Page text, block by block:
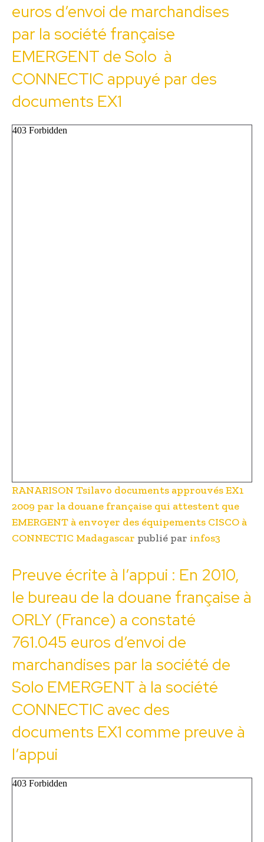
euros d’envoi de marchandises
par la société française
EMERGENT de Solo à
CONNECTIC appuyé par des
documents EX1
RANARISON Tsilavo documents approuvés EX1
2009 par la douane française qui attestent que
EMERGENT à envoyer des équipements CISCO à
CONNECTIC Madagascar publié par infos3
Preuve écrite à l’appui : En 2010,
le bureau de la douane française à
ORLY (France) a constaté
761.045 euros d’envoi de
marchandises par la société de
Solo EMERGENT à la société
CONNECTIC avec des
documents EX1 comme preuve à
l’appui